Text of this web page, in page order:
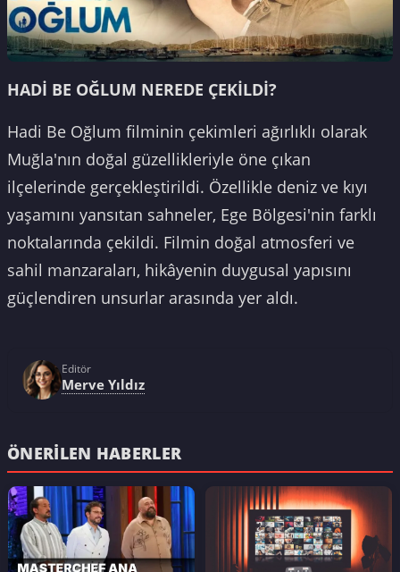
HADİ BE OĞLUM NEREDE ÇEKİLDİ?
Hadi Be Oğlum filminin çekimleri ağırlıklı olarak
Muğla'nın doğal güzellikleriyle öne çıkan
ilçelerinde gerçekleştirildi. Özellikle deniz ve kıyı
yaşamını yansıtan sahneler, Ege Bölgesi'nin farklı
noktalarında çekildi. Filmin doğal atmosferi ve
sahil manzaraları, hikâyenin duygusal yapısını
güçlendiren unsurlar arasında yer aldı.
Editör
Merve Yıldız
ÖNERILEN HABERLER